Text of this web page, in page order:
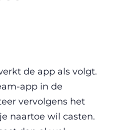
de app als volgt.
app in de
vervolgens het
naartoe wil casten.